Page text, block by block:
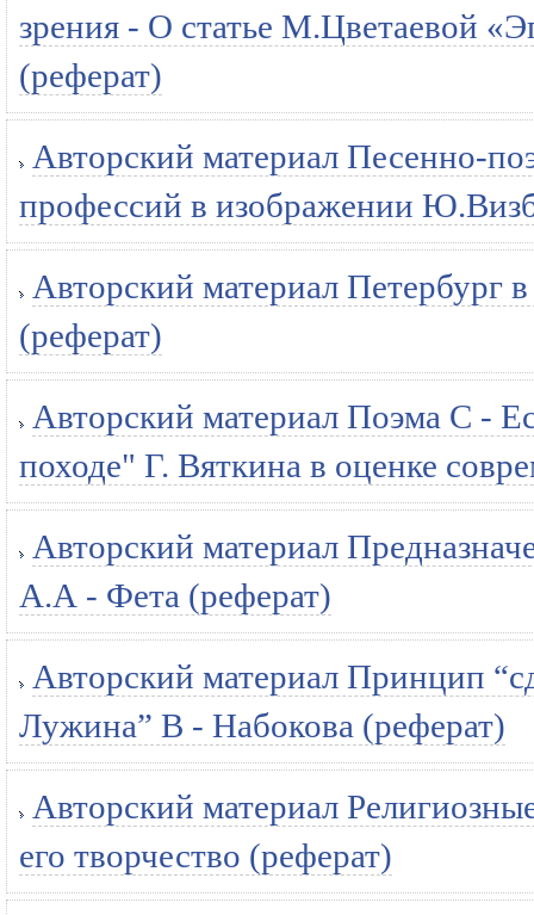
зрения - О статье М.Цветаевой
(реферат)
Авторский материал Песенно-
профессий в изображении
Авторский материал Петербург
(реферат)
Авторский материал Поэма С -
походе" Г. Вяткина в оценке
Авторский материал
А.А - Фета (реферат)
Авторский материал Принцип
Лужина” В - Набокова (реферат)
Авторский материал
его творчество (реферат)